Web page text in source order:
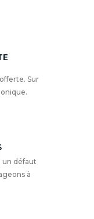
Sur
un défaut
à